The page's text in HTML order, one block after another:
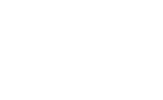
. . sobota, 1 sierpnia 2026